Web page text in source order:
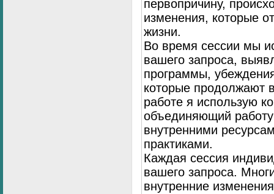
первопричину,
изменения, которые
жизни.
Во время сессии мы
вашего запроса,
программы,
которые продолжают
работе я использую
объединяющий
внутренними
практиками.
Каждая сессия
вашего запроса.
внутренние